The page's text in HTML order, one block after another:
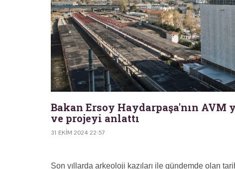
Bakan Ersoy Haydarpaşa'nın AVM
ve projeyi anlattı
31 EKIM 2024 22:57
Son yıllarda arkeoloji kazıları ile gündemde olan